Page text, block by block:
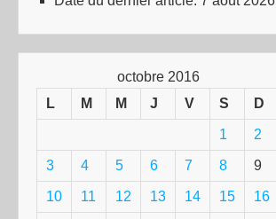
octobre 2016
L
M M J V S D
1 2
3 4 5 6 7 8 9
10 11 12 13 14 15 16